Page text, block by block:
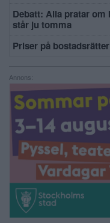
Debatt: Alla pratar om
står ju tomma
Priser på
Annons: